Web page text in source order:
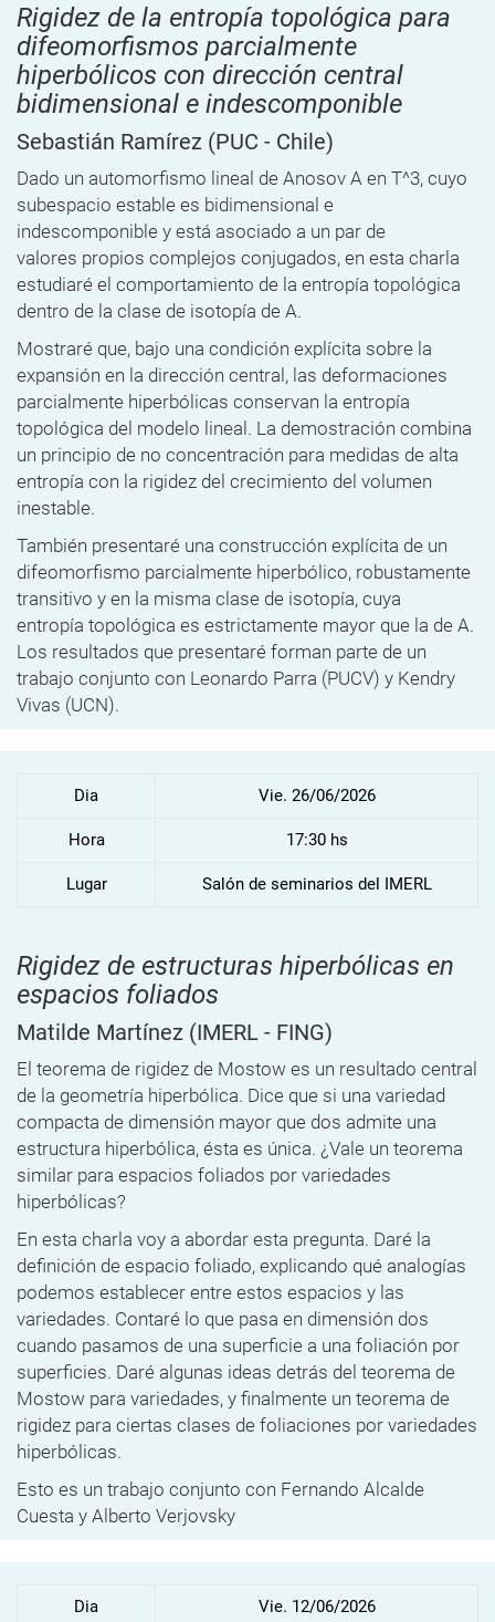
Rigidez de la entropía topológica para
difeomorfismos parcialmente
hiperbólicos con dirección central
bidimensional e indescomponible
Sebastián Ramírez (PUC - Chile)
Dado un automorfismo lineal de Anosov A en T^3, cuyo
subespacio estable es bidimensional e
indescomponible y está asociado a un par de
valores propios complejos conjugados, en esta charla
estudiaré el comportamiento de la entropía topológica
dentro de la clase de isotopía de A.
Mostraré que, bajo una condición explícita sobre la
expansión en la dirección central, las deformaciones
parcialmente hiperbólicas conservan la entropía
topológica del modelo lineal. La demostración combina
un principio de no concentración para medidas de alta
entropía con la rigidez del crecimiento del volumen
inestable.
También presentaré una construcción explícita de un
difeomorfismo parcialmente hiperbólico, robustamente
transitivo y en la misma clase de isotopía, cuya
entropía topológica es estrictamente mayor que la de A.
Los resultados que presentaré forman parte de un
trabajo conjunto con Leonardo Parra (PUCV) y Kendry
Vivas (UCN).
Dia Vie. 26/06/2026
Hora 17:30 hs
Lugar Salón de seminarios del IMERL
Rigidez de estructuras hiperbólicas en
espacios foliados
Matilde Martínez (IMERL - FING)
El teorema de rigidez de Mostow es un resultado central
de la geometría hiperbólica. Dice que si una variedad
compacta de dimensión mayor que dos admite una
estructura hiperbólica, ésta es única. ¿Vale un teorema
similar para espacios foliados por variedades
hiperbólicas?
En esta charla voy a abordar esta pregunta. Daré la
definición de espacio foliado, explicando qué analogías
podemos establecer entre estos espacios y las
variedades. Contaré lo que pasa en dimensión dos
cuando pasamos de una superficie a una foliación por
superficies. Daré algunas ideas detrás del teorema de
Mostow para variedades, y finalmente un teorema de
rigidez para ciertas clases de foliaciones por variedades
hiperbólicas.
Esto es un trabajo conjunto con Fernando Alcalde
Cuesta y Alberto Verjovsky
Dia Vie. 12/06/2026